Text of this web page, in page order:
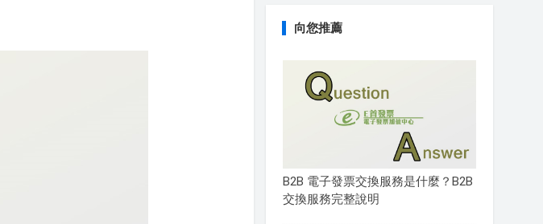
向您推薦
B2B 電子發票交換服務是什麼？B2B
交換服務完整說明